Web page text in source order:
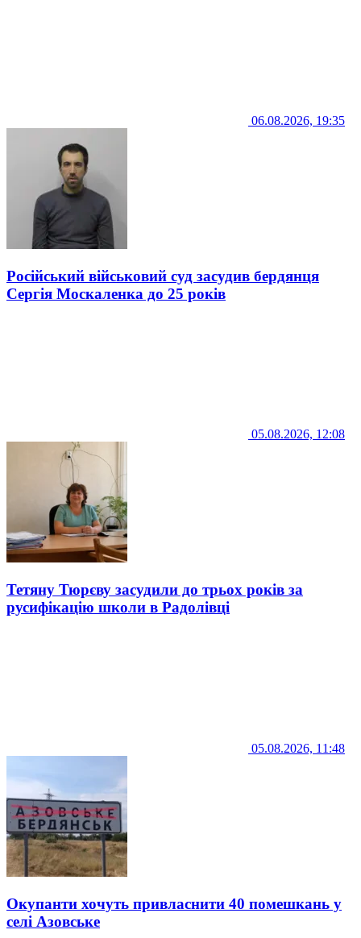
06.08.2026, 19:35
Російський військовий суд засудив бердянця
Сергія Москаленка до 25 років
05.08.2026, 12:08
Тетяну Тюрєву засудили до трьох років за
русифікацію школи в Радолівці
05.08.2026, 11:48
Окупанти хочуть привласнити 40 помешкань у
селі Азовське